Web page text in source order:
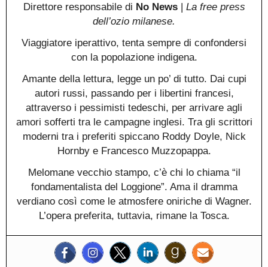
Direttore responsabile di No News| La free press
dell’ozio milanese.
Viaggiatore iperattivo, tenta sempre di confondersi
con la popolazione indigena.
Amante della lettura, legge un po’ di tutto. Dai cupi
autori russi, passando per i libertini francesi,
attraverso i pessimisti tedeschi, per arrivare agli
amori sofferti tra le campagne inglesi. Tra gli scrittori
moderni tra i preferiti spiccano Roddy Doyle, Nick
Hornby e Francesco Muzzopappa.
Melomane vecchio stampo, c’è chi lo chiama “il
fondamentalista del Loggione”. Ama il dramma
verdiano così come le atmosfere oniriche di Wagner.
L’opera preferita, tuttavia, rimane la Tosca.